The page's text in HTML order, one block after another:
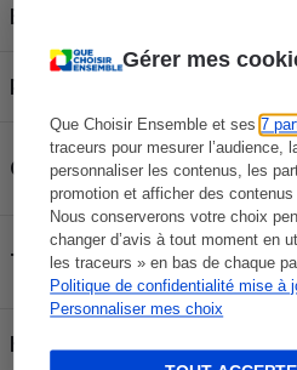
Gérer mes
Que Choisir Ensemble et ses7
traceurs pour mesurer l’audience,
personnaliser les contenus, les
promotion et afficher des
Nous conserverons votre choix
changer d’avis à tout moment en
les traceurs » en bas de chaque
Politique de confidentialité mise à
Personnaliser mes choix
Épaisseur
Poids
Catégorie
Type
Housse retirable et lavable